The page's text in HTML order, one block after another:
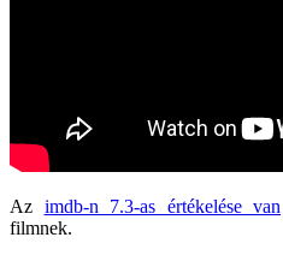
Az imdb-n 7.3-as értékelése van
filmnek.